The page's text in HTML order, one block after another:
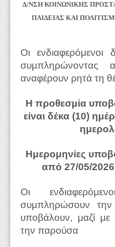
Δ/ΝΣΗ ΚΟΙΝΩΝΙΚΗΣ
ΠΑΙΔΕΙΑΣ ΚΑΙ
Οι ενδιαφερόμενοι
συμπληρώνοντας
αναφέρουν ρητά τη
Η προθεσμία
είναι δέκα (10)
Hμερομηνίες
από 27/05/
Οι
συμπληρώσουν
υποβάλουν, μαζί
την παρούσα